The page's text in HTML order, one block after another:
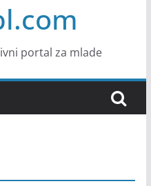
portal za mlade